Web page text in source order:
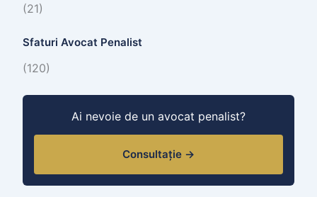
(21)
Sfaturi Avocat Penalist
(120)
Ai nevoie de un avocat penalist?
Consultație →